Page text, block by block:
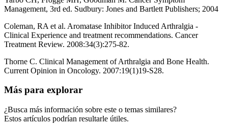
Management, 3rd ed. Sudbury: Jones and Bartlett Publishers; 2004
Coleman, RA et al. Aromatase Inhibitor Induced Arthralgia -
Clinical Experience and treatment recommendations. Cancer
Treatment Review. 2008:34(3):275-82.
Thorne C. Clinical Management of Arthralgia and Bone Health.
Current Opinion in Oncology. 2007:19(1)19-S28.
Más para explorar
¿Busca más información sobre este o temas similares?
Estos artículos podrían resultarle útiles.